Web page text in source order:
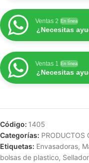
Ventas 2 En línea
¿Necesitas
Ventas 1 En línea
¿Necesitas
Código: 1405
Categorías: PRODUCTOS
Etiquetas: Envasadoras,
bolsas de plastico,